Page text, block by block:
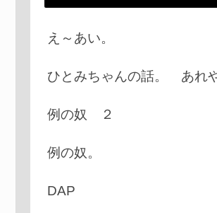
え～あい。
ひとみちゃんの話。 あれ
例の奴 ２
例の奴。
DAP